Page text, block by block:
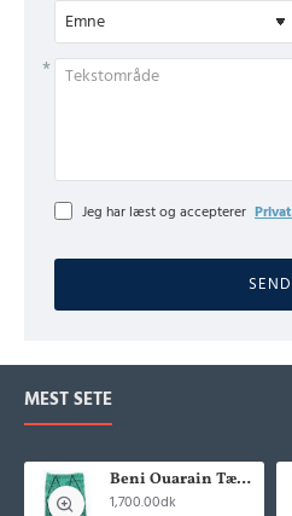
Jeg har læst og accepterer
SEND
MEST SETE
Beni Ouarain Tæppe156x103cm
1,700.00dk